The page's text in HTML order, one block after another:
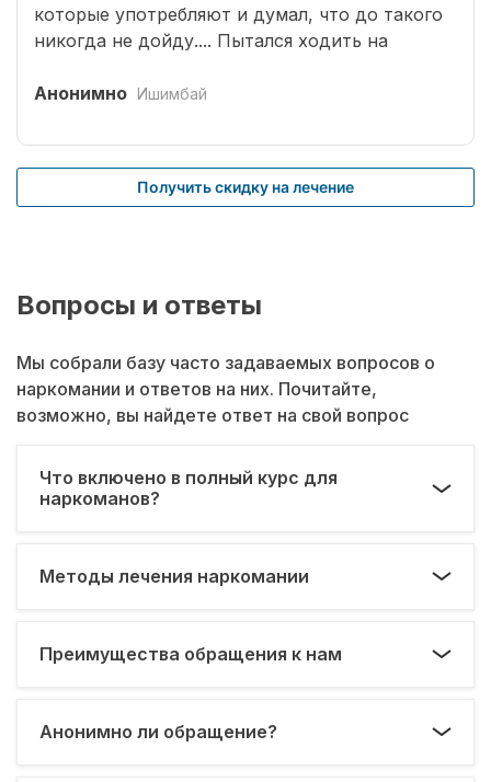
которые употребляют и думал, что до такого
никогда не дойду.... Пытался ходить на
анонимных наркоманов, посещал анонимные
Мне оказывали медикаментозную и
психологическую помощь. Никакие
эффективные методики и препараты мне не
наркозависимых. Прошел комплексную
лечение не верил, но наркологу доверился.
Сейчас уже после лечения наркомании и
длительной трезвости испытываю сильную
длительная, потом детоксикация, плюсом шло
лечение алкоголизма. В итоге хочу вам
ничего по сравнению с психической тягой в
наркотику. Индивидуальная терапия у
этапах.
Анонимно Ишимбай
Получить скидку на лечение
Вопросы и ответы
Мы собрали базу часто задаваемых вопросов о
наркомании и ответов на них. Почитайте,
возможно, вы найдете ответ на свой вопрос
Что включено в полный курс для
наркоманов?
Методы лечения наркомании
Преимущества обращения к нам
Анонимно ли обращение?